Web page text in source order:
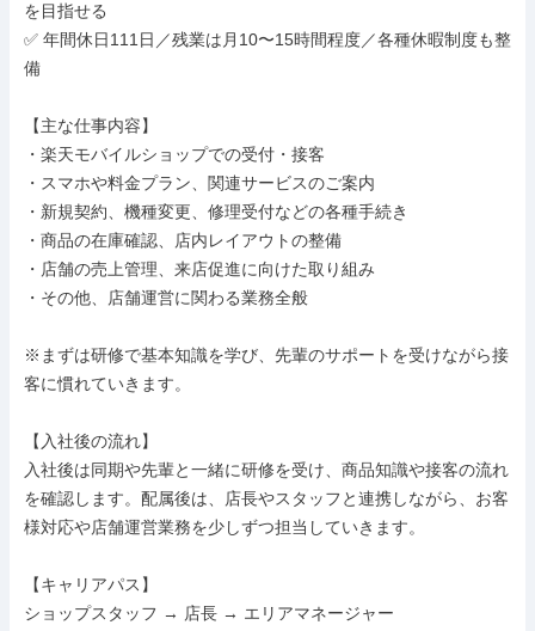
を目指せる
✅ 年間休日111日／残業は月10〜15時間程度／各種休暇制度も整
備
【主な仕事内容】
・楽天モバイルショップでの受付・接客
・スマホや料金プラン、関連サービスのご案内
・新規契約、機種変更、修理受付などの各種手続き
・商品の在庫確認、店内レイアウトの整備
・店舗の売上管理、来店促進に向けた取り組み
・その他、店舗運営に関わる業務全般
※まずは研修で基本知識を学び、先輩のサポートを受けながら接
客に慣れていきます。
【入社後の流れ】
入社後は同期や先輩と一緒に研修を受け、商品知識や接客の流れ
を確認します。配属後は、店長やスタッフと連携しながら、お客
様対応や店舗運営業務を少しずつ担当していきます。
【キャリアパス】
ショップスタッフ → 店長 → エリアマネージャー